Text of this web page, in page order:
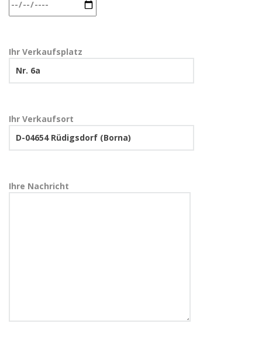
Ihr Verkaufsplatz
Ihr Verkaufsort
Ihre Nachricht